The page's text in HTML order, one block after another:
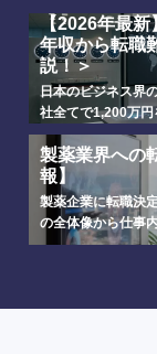
【2026年最新
年収から転職
説！＞
日本のビジネス界
社全てで1,200万円
製薬業界への
報】
製薬企業に転職決
の全体像から仕事